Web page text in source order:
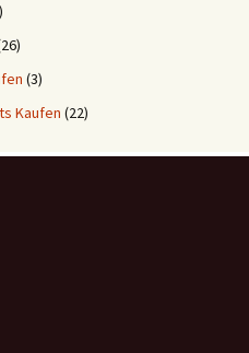
(3)
Kaufen (22)